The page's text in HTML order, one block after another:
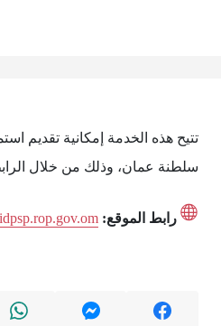
تتيح هذه الخدمة إمكانية تقديم
سلطنة عمان، وذلك من خلال
رابط الموقع: